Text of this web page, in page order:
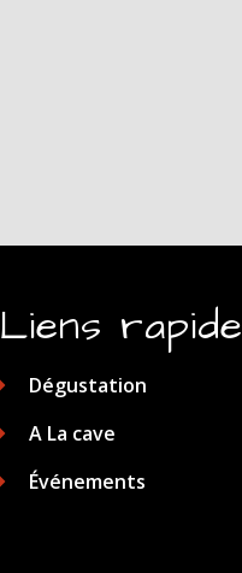
Liens
Dégustation
A La cave
Événements